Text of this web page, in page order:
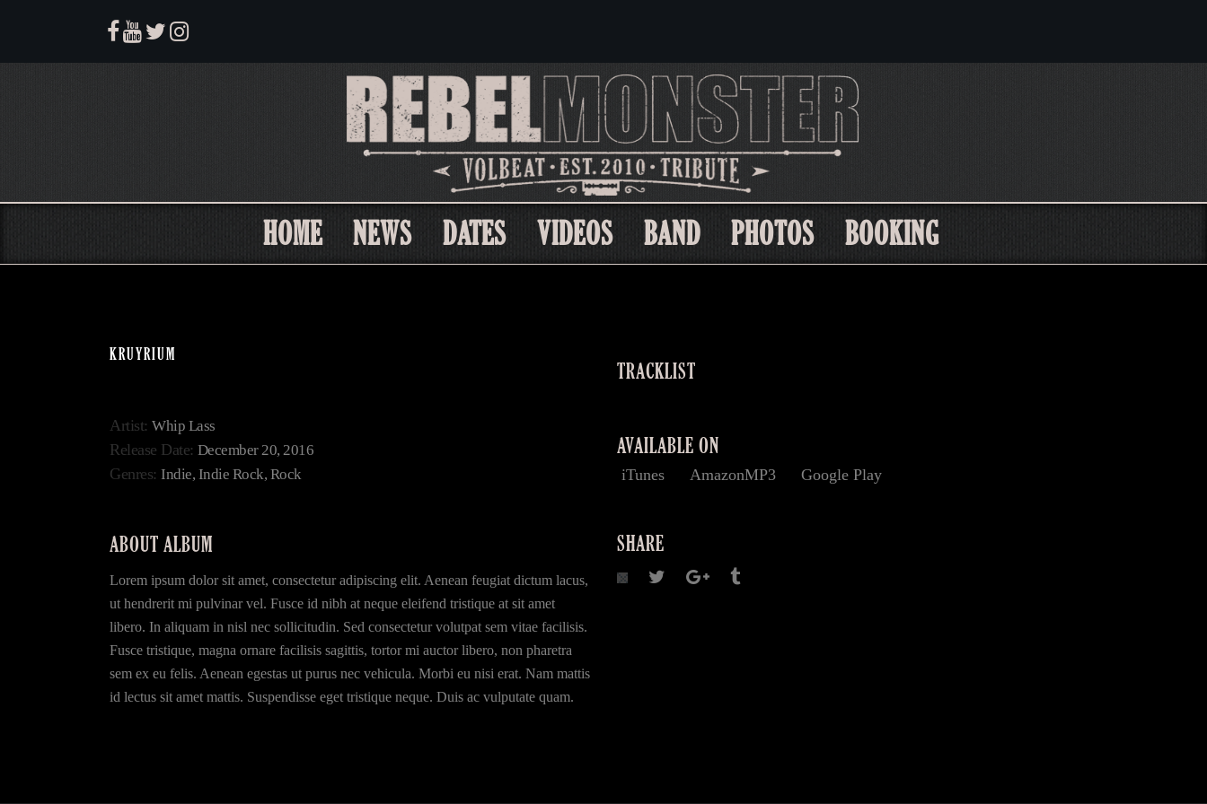
HOME NEWS DATES VIDEOS BAND PHOTOS BOOKING
KRUYRIUM
Artist: Whip Lass
Release Date: December 20, 2016
Genres: Indie, Indie Rock, Rock
ABOUT ALBUM
Lorem ipsum dolor sit amet, consectetur adipiscing elit. Aenean feugiat dictum lacus,
ut hendrerit mi pulvinar vel. Fusce id nibh at neque eleifend tristique at sit amet
libero. In aliquam in nisl nec sollicitudin. Sed consectetur volutpat sem vitae facilisis.
Fusce tristique, magna ornare facilisis sagittis, tortor mi auctor libero, non pharetra
sem ex eu felis. Aenean egestas ut purus nec vehicula. Morbi eu nisi erat. Nam mattis
id lectus sit amet mattis. Suspendisse eget tristique neque. Duis ac vulputate quam.
TRACKLIST
AVAILABLE ON
iTunes AmazonMP3 Google Play
SHARE